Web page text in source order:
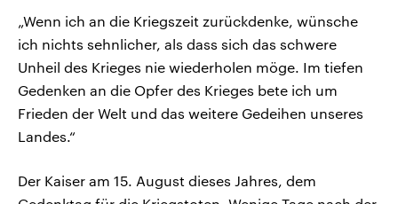
„Wenn ich an die Kriegszeit zurückdenke, wünsche
ich nichts sehnlicher, als dass sich das schwere
Unheil des Krieges nie wiederholen möge. Im tiefen
Gedenken an die Opfer des Krieges bete ich um
Frieden der Welt und das weitere Gedeihen unseres
Landes.“
Der Kaiser am 15. August dieses Jahres, dem